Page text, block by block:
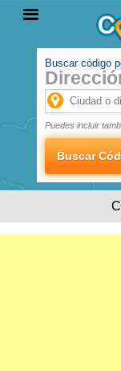
PROVINCIAS
LOCALIDADES
Buscar código
Puedes incluir